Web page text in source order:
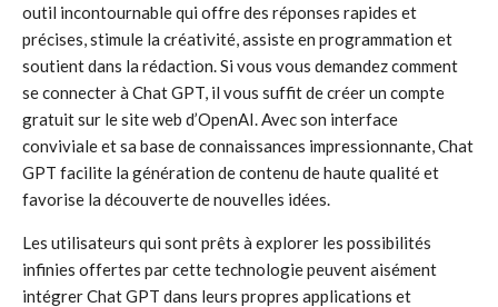
outil incontournable qui offre des réponses rapides et
précises, stimule la créativité, assiste en programmation et
soutient dans la rédaction. Si vous vous demandez comment
se connecter à Chat GPT, il vous suffit de créer un compte
gratuit sur le site web d’OpenAI. Avec son interface
conviviale et sa base de connaissances impressionnante, Chat
GPT facilite la génération de contenu de haute qualité et
favorise la découverte de nouvelles idées.
Les utilisateurs qui sont prêts à explorer les possibilités
infinies offertes par cette technologie peuvent aisément
intégrer Chat GPT dans leurs propres applications et